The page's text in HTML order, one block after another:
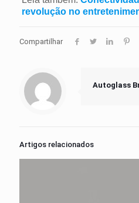
revolução no
Compartilhar
Autoglass
Artigos relacionados